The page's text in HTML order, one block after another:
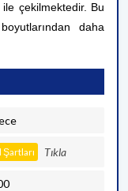
ile çekilmektedir. Bu
daha
Şartları Tıkla